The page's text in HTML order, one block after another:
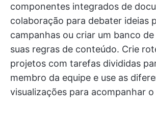
componentes integrados de
colaboração para debater ideias
campanhas ou criar um banco
suas regras de conteúdo. Crie
projetos com tarefas divididas
membro da equipe e use as
visualizações para acompanhar